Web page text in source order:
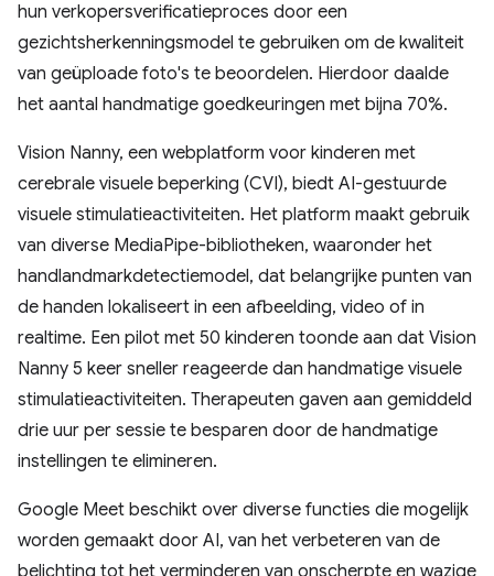
hun verkopersverificatieproces door een
gezichtsherkenningsmodel te gebruiken om de kwaliteit
van geüploade foto's te beoordelen. Hierdoor daalde
het aantal handmatige goedkeuringen met bijna 70%.
Vision Nanny, een webplatform voor kinderen met
cerebrale visuele beperking (CVI), biedt AI-gestuurde
visuele stimulatieactiviteiten. Het platform maakt gebruik
van diverse MediaPipe-bibliotheken, waaronder het
handlandmarkdetectiemodel, dat belangrijke punten van
de handen lokaliseert in een afbeelding, video of in
realtime. Een pilot met 50 kinderen toonde aan dat Vision
Nanny 5 keer sneller reageerde dan handmatige visuele
stimulatieactiviteiten. Therapeuten gaven aan gemiddeld
drie uur per sessie te besparen door de handmatige
instellingen te elimineren.
Google Meet beschikt over diverse functies die mogelijk
worden gemaakt door AI, van het verbeteren van de
belichting tot het verminderen van onscherpte en wazige